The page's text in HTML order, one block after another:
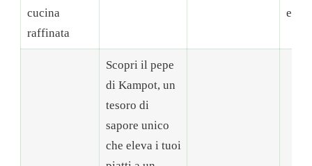
cucina
raffinata
Scopri il pepe
di Kampot, un
tesoro di
sapore unico
che eleva i tuoi